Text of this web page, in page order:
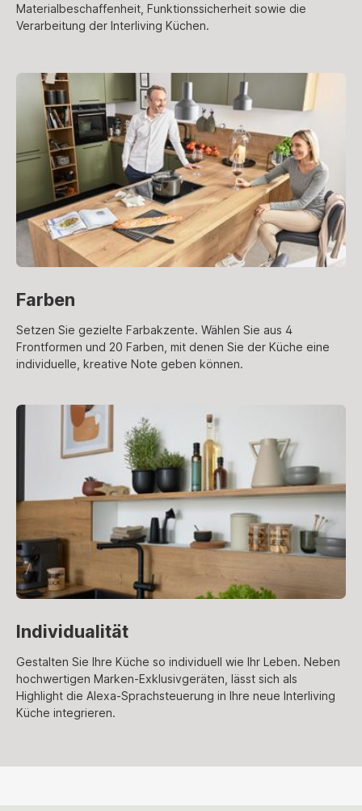
Materialbeschaffenheit, Funktionssicherheit sowie die
Verarbeitung der Interliving Küchen.
Individualität
Gestalten Sie Ihre Küche so individuell wie Ihr Leben. Neben
hochwertigen Marken-Exklusivgeräten, lässt sich als
Highlight die Alexa-Sprachsteuerung in Ihre neue Interliving
Küche integrieren.
Farben
Setzen Sie gezielte Farbakzente. Wählen Sie aus 4
Frontformen und 20 Farben, mit denen Sie der Küche eine
individuelle, kreative Note geben können.